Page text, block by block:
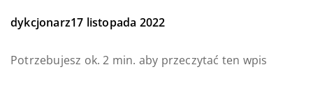
dykcjonarz17 listopada 2022
Potrzebujesz ok. 2 min. aby przeczytać ten wpis